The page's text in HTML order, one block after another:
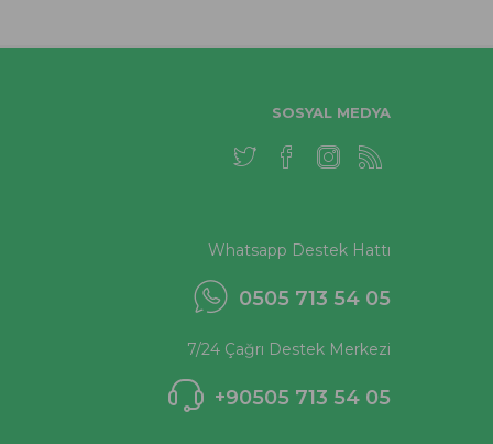
SOSYAL MEDYA
Whatsapp Destek Hattı
0505 713 54 05
7/24 Çağrı Destek Merkezi
+90505 713 54 05